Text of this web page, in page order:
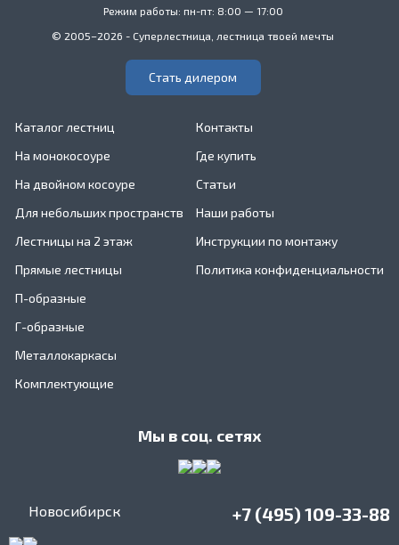
Режим работы: пн-пт: 8:00 — 17:00
© 2005–2026 - Суперлестница, лестница твоей мечты
Стать дилером
Каталог лестниц
На монокосоуре
На двойном косоуре
Для небольших пространств
Лестницы на 2 этаж
Прямые лестницы
П-образные
Г-образные
Металлокаркасы
Комплектующие
Контакты
Где купить
Статьи
Наши работы
Инструкции по монтажу
Политика конфиденциальности
Мы в соц. сетях
Новосибирск +7 (495) 109-33-88